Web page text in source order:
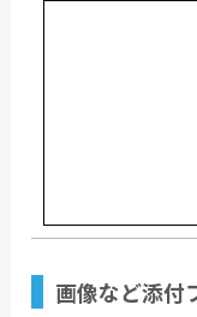
画像など添付